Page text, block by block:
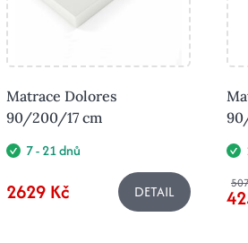
Matrace Dolores
90/200/17 cm
7 - 21 dnů
2629 Kč DETAIL